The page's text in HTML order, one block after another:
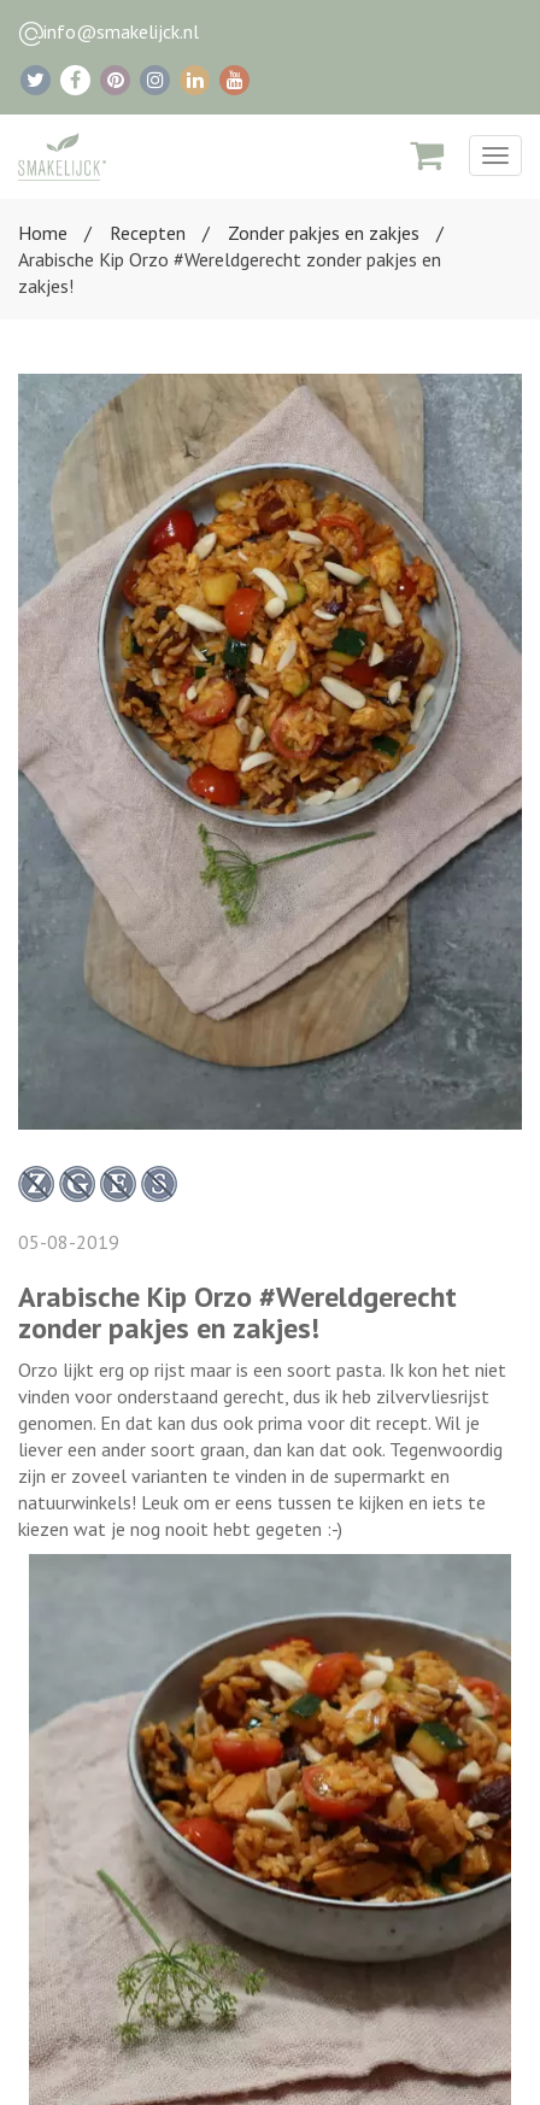
info@smakelijck.nl
Home
Recepten
Zonder pakjes en zakjes
Arabische Kip Orzo #Wereldgerecht zonder pakjes en
zakjes!
05-08-2019
Arabische Kip Orzo #Wereldgerecht
zonder pakjes en zakjes!
Orzo lijkt erg op rijst maar is een soort pasta. Ik kon het niet
vinden voor onderstaand gerecht, dus ik heb zilvervliesrijst
genomen. En dat kan dus ook prima voor dit recept. Wil je
liever een ander soort graan, dan kan dat ook. Tegenwoordig
zijn er zoveel varianten te vinden in de supermarkt en
natuurwinkels! Leuk om er eens tussen te kijken en iets te
kiezen wat je nog nooit hebt gegeten :-)